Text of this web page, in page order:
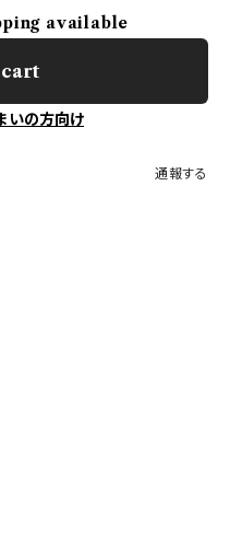
available
いの方向け
通報する